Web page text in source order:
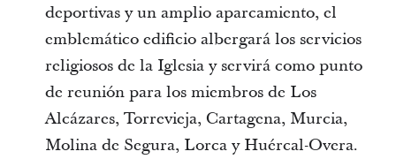
deportivas y un amplio aparcamiento, el
emblemático edificio albergará los servicios
religiosos de la Iglesia y servirá como punto
de reunión para los miembros de Los
Alcázares, Torrevieja, Cartagena, Murcia,
Molina de Segura, Lorca y Huércal-Overa.